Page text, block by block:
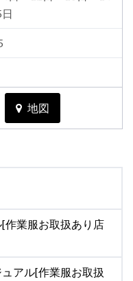
地図
作業服お取扱あり店
アル[作業服お取扱